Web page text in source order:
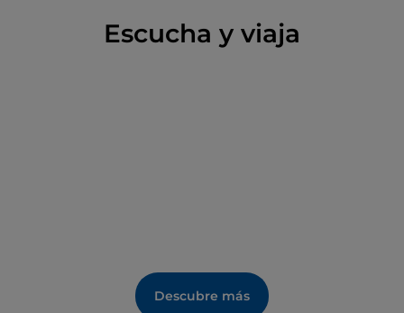
Escucha y viaja
Descubre más